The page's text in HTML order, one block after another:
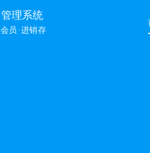
理系统
员·进销存